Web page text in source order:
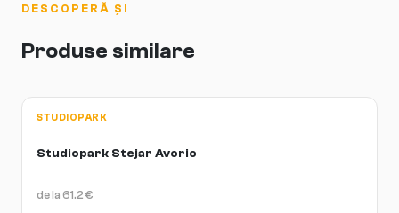
DESCOPERĂ ȘI
Produse similare
STUDIOPARK
Studiopark Stejar Avorio
de la 61.2 €